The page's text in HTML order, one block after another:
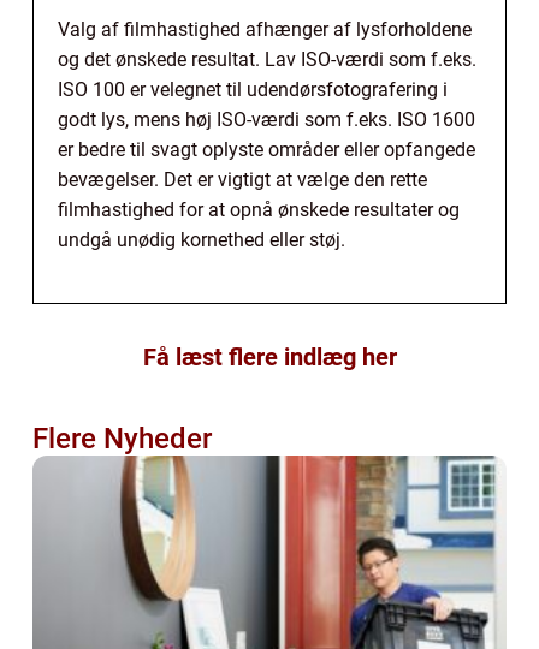
Valg af filmhastighed afhænger af lysforholdene
og det ønskede resultat. Lav ISO-værdi som f.eks.
ISO 100 er velegnet til udendørsfotografering i
godt lys, mens høj ISO-værdi som f.eks. ISO 1600
er bedre til svagt oplyste områder eller opfangede
bevægelser. Det er vigtigt at vælge den rette
filmhastighed for at opnå ønskede resultater og
undgå unødig kornethed eller støj.
Få læst flere indlæg her
Flere Nyheder